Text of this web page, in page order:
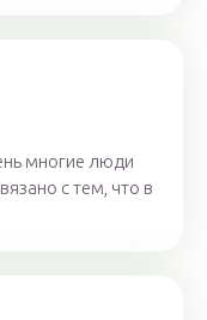
многие люди
с тем, что в